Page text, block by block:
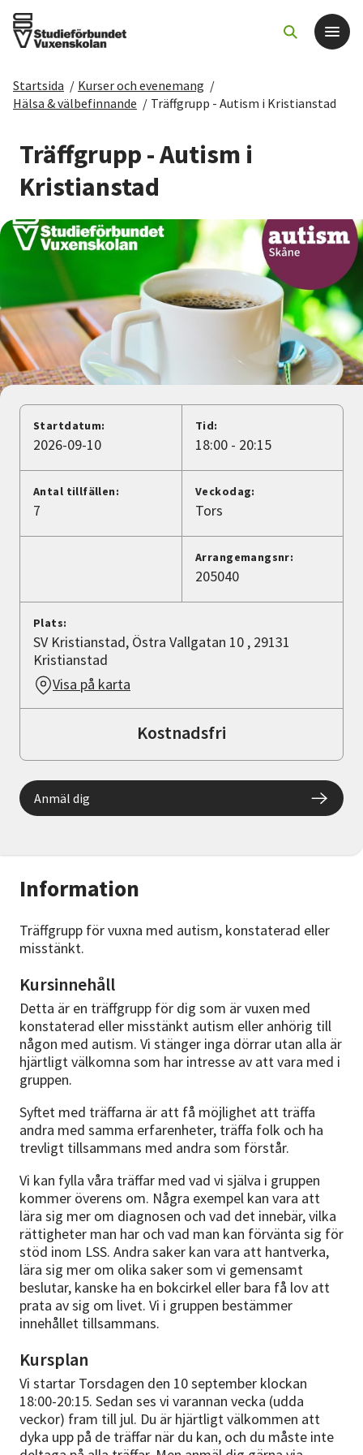
Det här gör vi
För dig som
Sök kurser och evenemang
Om SV
Starta studiecirkel
Cirkelledare
Nyheter
Avdelningar
Lyssna
Startsida / Kurser och evenemang /
Hälsa & välbefinnande / Träffgrupp - Autism i Kristianstad
Träffgrupp - Autism i
Kristianstad
Information
Träffgrupp för vuxna med autism, konstaterad eller
misstänkt.
Kursinnehåll
Detta är en träffgrupp för dig som är vuxen med
konstaterad eller misstänkt autism eller anhörig till
någon med autism. Vi stänger inga dörrar utan alla är
hjärtligt välkomna som har intresse av att vara med i
gruppen.
Syftet med träffarna är att få möjlighet att träffa
andra med samma erfarenheter, träffa folk och ha
trevligt tillsammans med andra som förstår.
Vi kan fylla våra träffar med vad vi själva i gruppen
kommer överens om. Några exempel kan vara att
lära sig mer om diagnosen och vad det innebär, vilka
rättigheter man har och vad man kan förvänta sig för
stöd inom LSS. Andra saker kan vara att hantverka,
lära sig mer om olika saker som vi gemensamt
beslutar, kanske ha en bokcirkel eller bara få lov att
prata av sig om livet. Vi i gruppen bestämmer
innehållet tillsammans.
Kursplan
Vi startar Torsdagen den 10 september klockan
18:00-20:15. Sedan ses vi varannan vecka (udda
veckor) fram till jul. Du är hjärtligt välkommen att
dyka upp på de träffar när du kan, och du måste inte
Startdatum:
2026-09-10
Tid:
18:00 - 20:15
Antal tillfällen:
7
Veckodag:
Tors
Arrangemangsnr:
205040
Plats:
SV Kristianstad, Östra Vallgatan 10 , 29131
Kristianstad
Visa på karta
Kostnadsfri
Anmäl dig